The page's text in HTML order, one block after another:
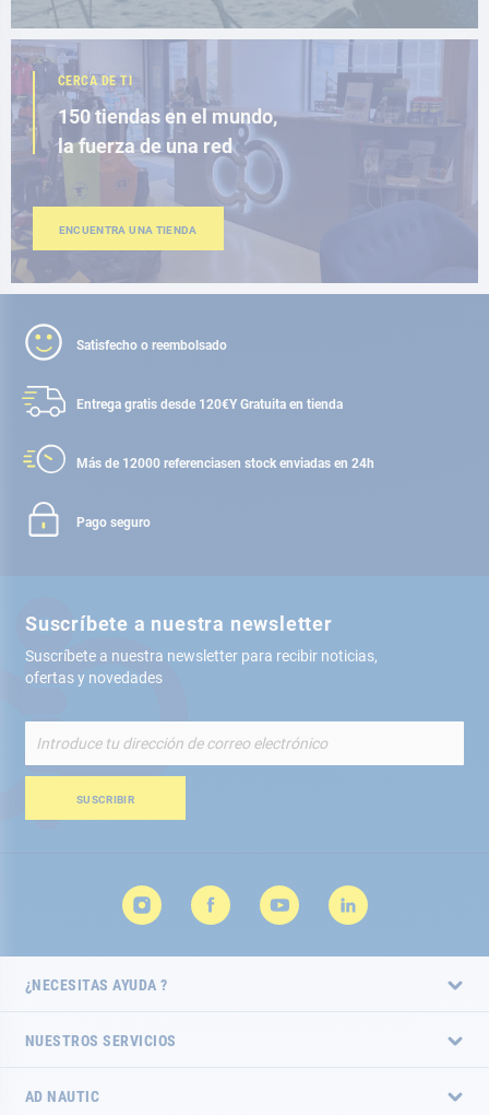
CERCA DE TI
150 tiendas en el mundo,
la fuerza de una red
ENCUENTRA UNA TIENDA
Satisfecho o reembolsado
Entrega gratis desde 120€Y Gratuita en tienda
Más de 12000 referenciasen stock enviadas en 24h
Pago seguro
Suscríbete a nuestra newsletter
Suscríbete a nuestra newsletter para recibir noticias,
ofertas y novedades
nuestro
de
SUSCRIBIR
¿NECESITAS AYUDA ?
NUESTROS SERVICIOS
AD NAUTIC